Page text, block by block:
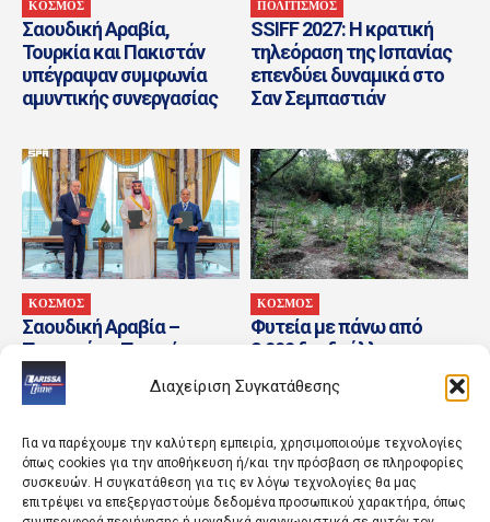
Διαχείριση Συγκατάθεσης
Για να παρέχουμε την καλύτερη εμπειρία, χρησιμοποιούμε τεχνολογίες
όπως cookies για την αποθήκευση ή/και την πρόσβαση σε πληροφορίες
συσκευών. Η συγκατάθεση για τις εν λόγω τεχνολογίες θα μας
επιτρέψει να επεξεργαστούμε δεδομένα προσωπικού χαρακτήρα, όπως
ΚΟΣΜΟΣ
Σαουδική Αραβία,
Τουρκία και Πακιστάν
υπέγραψαν συμφωνία
αμυντικής συνεργασίας
ΠΟΛΙΤΙΣΜΟΣ
SSIFF 2027: Η κρατική
τηλεόραση της Ισπανίας
επενδύει δυναμικά στο
Σαν Σεμπαστιάν
ΚΟΣΜΟΣ
Σαουδική Αραβία –
Πακιστάν – Τουρκία:
Υπεγράφη η «κοινή
αμυντική συμφωνία της
ΚΟΣΜΟΣ
Φυτεία με πάνω από
2.000 δενδρύλλια
κάνναβης εντοπίστηκε σε
δύσβατη δασική περιοχή